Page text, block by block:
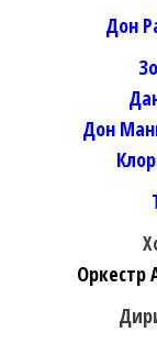
Дон
Дон
Оркестр